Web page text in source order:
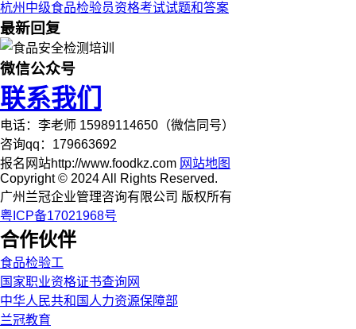
杭州中级食品检验员资格考试试题和答案
最新回复
微信公众号
联系我们
电话：李老师 15989114650（微信同号）
咨询qq：179663692
报名网站http://www.foodkz.com 网站地图
Copyright © 2024 All Rights Reserved.
广州兰冠企业管理咨询有限公司 版权所有
粤ICP备17021968号
合作伙伴
食品检验工
国家职业资格证书查询网
中华人民共和国人力资源保障部
兰冠教育